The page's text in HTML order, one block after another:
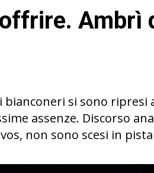
Ambrì
si sono ripresi
assenze. Discorso
non sono scesi in